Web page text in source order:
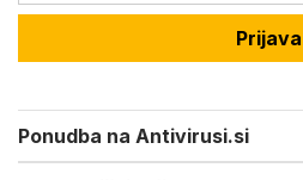
Prijava
Ponudba na Antivirusi.si